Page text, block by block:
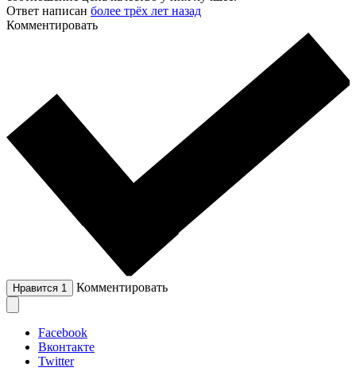
Ответ написан более трёх лет назад
Комментировать
Нравится 1 Комментировать
Facebook
Вконтакте
Twitter